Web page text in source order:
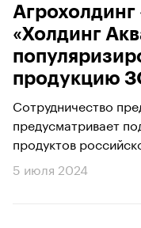
«Холдинг
продукцию
Сотрудничество
предусматривает
продуктов
5 июля 2024